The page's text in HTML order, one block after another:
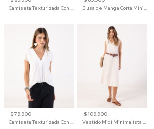
Camiseta Texturizada Con Hombro Caído Para Mujer
Blusa de Manga Corta Minimalista para Mujer
$ 79.900
$ 109.900